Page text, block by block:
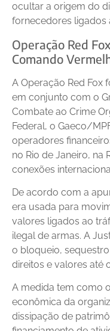
ocultar a origem do
fornecedores ligados
Operação Red
Comando
A Operação Red Fox
em conjunto com o
Combate ao Crime
Federal, o Gaeco/
operadores
no Rio de Janeiro, na
conexões
De acordo com a
era usada para
valores ligados ao
ilegal de armas. A
o bloqueio,
direitos e valores até
A medida tem como
econômica da
dissipação de